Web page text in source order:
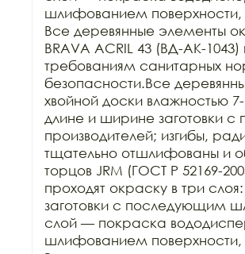
шлифованием
Все деревянные элементы
BRAVA ACRIL 43 (ВД-АК-
требованиям санитарных
безопасности.Все
хвойной доски влажностью
длине и ширине заготовки
производителей; изгибы,
тщательно отшлифованы и
торцов JRM (ГОСТ Р 52169-
проходят окраску в три
заготовки с последующим
слой — покраска
шлифованием